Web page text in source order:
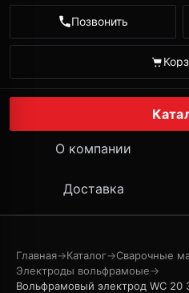
Позвонить
О компании
Доставка
Главная→Каталог→Сварочные
Электроды вольфрамоые→
Вольфрамовый электрод WС 20